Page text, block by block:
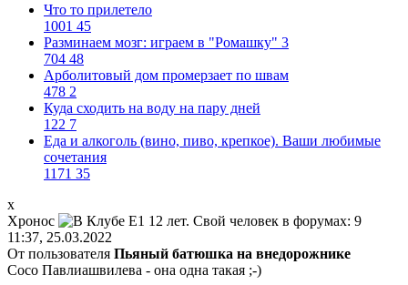
Что то прилетело
1001 45
Разминаем мозг: играем в "Ромашку" 3
704 48
Арболитовый дом промерзает по швам
478 2
Куда сходить на воду на пару дней
122 7
Еда и алкоголь (вино, пиво, крепкое). Ваши любимые
сочетания
1171 35
х
Хронос
11:37, 25.03.2022
От пользователя Пьяный батюшка на внедорожнике
Сосо Павлиашвилева - она одна такая ;-)